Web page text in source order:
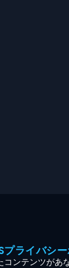
ライバシ
コンテンツが